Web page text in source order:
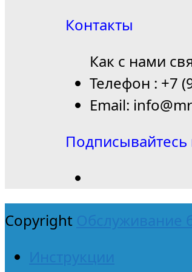
Контакты
Как с нами
Телефон : +7
Email:
Подписывайтесь
Copyright Обслуживание
Инструкции